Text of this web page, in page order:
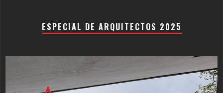
ESPECIAL DE ARQUITECTOS 2025